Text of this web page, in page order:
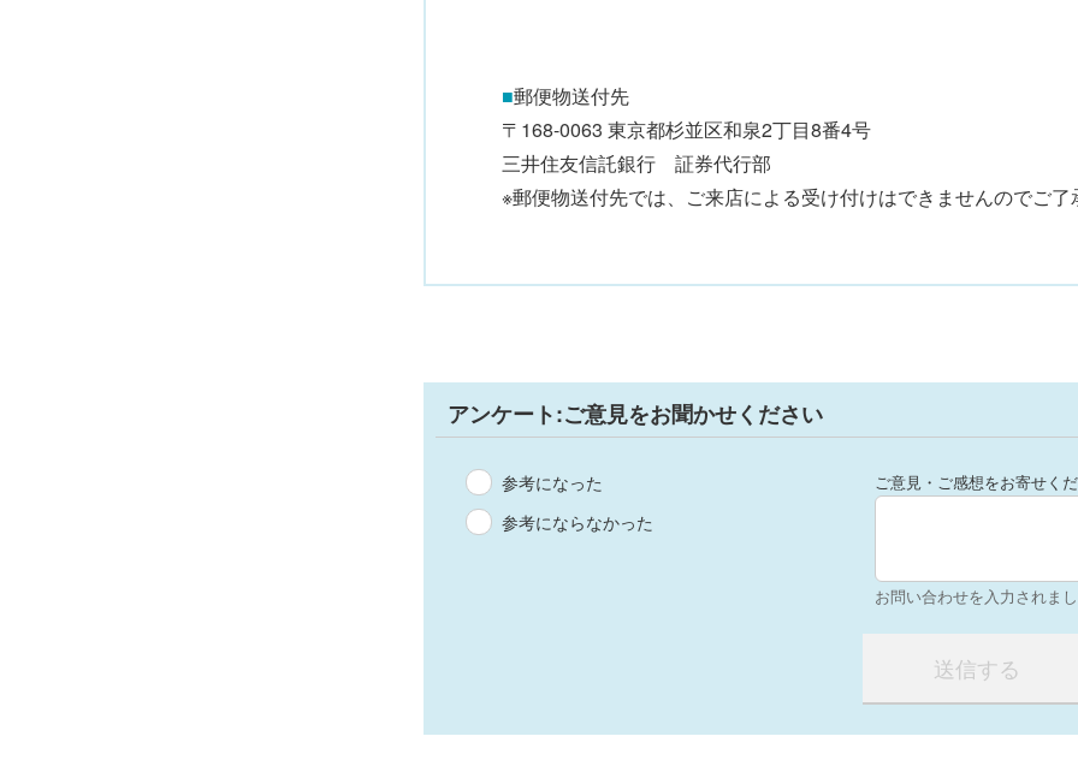
■郵便物送付先
〒168-0063 東京都杉並区和泉2丁目8番4号
三井住友信託銀行 証券代行部
※郵便物送付先では、ご来店による受け付けはできませんのでご了
アンケート:ご意見をお聞かせください
参考になった
参考にならなかった
ご意見・ご感想をお寄せく
お問い合わせを入力されま